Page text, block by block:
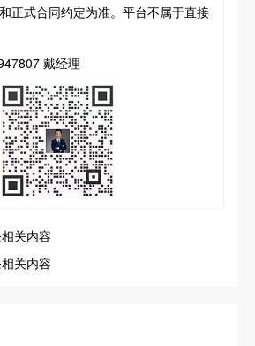
正式合同约定为准。平台不属于直接
戴经理
关内容
关内容